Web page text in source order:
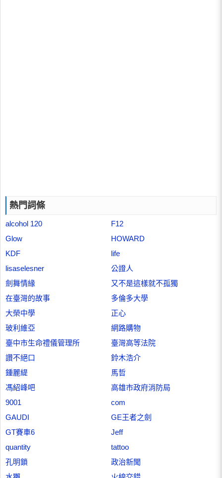
熱門詞條
alcohol 120
F12
Glow
HOWARD
KDF
life
lisaselesner
公證人
劍舞情緣
又不是這樣就不孤獨
在臺灣的故事
多倫多大學
大榮中學
正心
玻利維亞
網路購物
臺中市生命禮儀管理所
臺灣高等法院
讚不絕口
鈴木浩介
鍾麗緹
馬哲
馮紹峰吧
高雄市政府消防局
9001
com
GAUDI
GE王者之劍
GT賽車6
Jeff
quantity
tattoo
孔明鎖
政治新聞